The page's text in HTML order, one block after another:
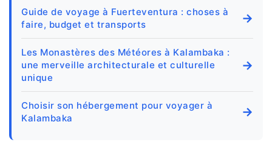
Guide de voyage à Fuerteventura : choses à
faire, budget et transports
→
Les Monastères des Météores à Kalambaka :
une merveille architecturale et culturelle
unique
→
Choisir son hébergement pour voyager à
Kalambaka
→